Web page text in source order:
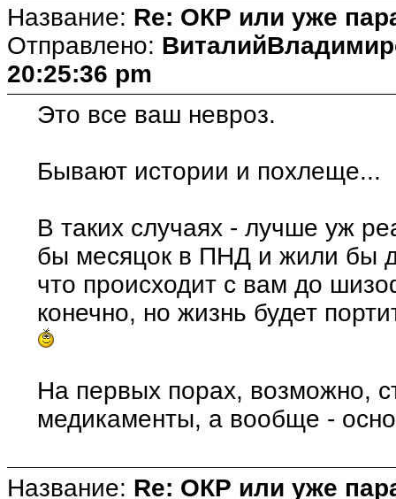
Название: Re: ОКР или уже
Отправлено:
20:25:36 pm
Это все ваш невроз.
Бывают истории и похлеще...
В таких случаях - лучше уж
бы месяцок в ПНД и жили бы
что происходит с вам до
конечно, но жизнь будет
На первых порах, возможно,
медикаменты, а вообще -
Название: Re: ОКР или уже